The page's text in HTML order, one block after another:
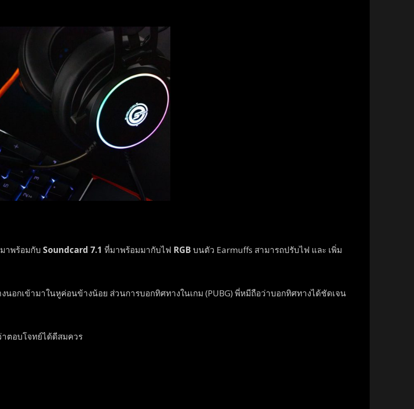
าพร้อมกับ Soundcard 7.1 ที่มาพร้อมมากับไฟ RGB บนตัว Earmuffs สามารถปรับไฟ และ เพิ่ม
นอกเข้ามาในหูค่อนข้างน้อย ส่วนการบอกทิศทางในเกม (PUBG) พี่หมีถือว่าบอกทิศทางได้ชัดเจน
าตอบโจทย์ได้ดีสมควร